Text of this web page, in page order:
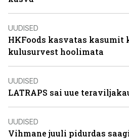
UUDISED
HKFoods kasvatas kasumit
kulusurvest hoolimata
UUDISED
LATRAPS sai uue
UUDISED
Vihmane juuli pidurdas